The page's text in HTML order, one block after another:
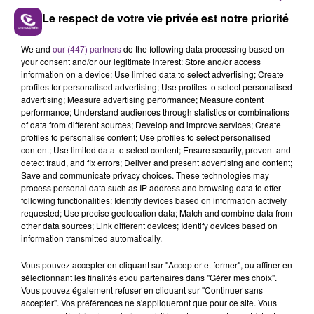
FIL D'ACTUS
LA CENTRALE NUCLÉAIRE DE CHOOZ
TOUJOURS À L'ARRÊT
Cela fait déjà une semaine que la centrale
nucléaire ardennaise est à l'arrêt. Une situation
justifiée par la sécheresse intense qui est toujours
présente.
Le respect de votre vie privée est notre priorité
We and our (447) partnersdo the following data processing based on
your consent and/or our legitimate interest: Store and/or access
information on a device; Use limited data to select advertising; Create
profiles for personalised advertising; Use profiles to select personalised
advertising; Measure advertising performance; Measure content
performance; Understand audiences through statistics or combinations
of data from different sources; Develop and improve services; Create
profiles to personalise content; Use profiles to select personalised
content; Use limited data to select content; Ensure security, prevent and
detect fraud, and fix errors; Deliver and present advertising and content;
Save and communicate privacy choices. These technologies may
process personal data such as IP address and browsing data to offer
following functionalities: Identify devices based on information actively
requested; Use precise geolocation data; Match and combine data from
other data sources; Link different devices; Identify devices based on
information transmitted automatically.
Vous pouvez accepter en cliquant sur "Accepter et fermer", ou affiner en
sélectionnant les finalités et/ou partenaires dans "Gérer mes choix".
Vous pouvez également refuser en cliquant sur "Continuer sans
accepter". Vos préférences ne s'appliqueront que pour ce site. Vous